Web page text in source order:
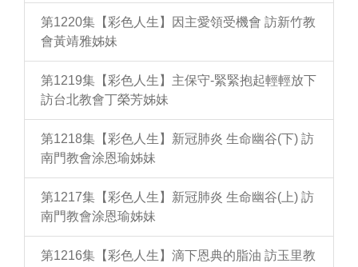
第1220集【彩色人生】因主愛領受機會 訪新竹教
會黃靖雅姊妹
第1219集【彩色人生】主保守-緊緊抱起輕輕放下
訪台北教會丁榮芳姊妹
第1218集【彩色人生】新冠肺炎 生命幽谷(下) 訪
南門教會涂恩瑜姊妹
第1217集【彩色人生】新冠肺炎 生命幽谷(上) 訪
南門教會涂恩瑜姊妹
第1216集【彩色人生】滴下恩典的脂油 訪玉里教